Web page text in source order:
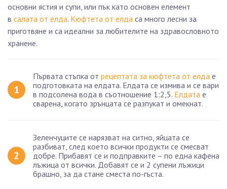
основни ястия и супи, или пък като основен елемент
в салата от елда. Кюфтета от елда са много лесни за
приготвяне и са идеални за любителите на здравословното
хранене.
Първата стъпка от рецептата за кюфтета от елда е
подготовката на елдата. Елдата се измива и се вари
в подсолена вода в съотношение 1:2,5. Елдата е
сварена, когато зрънцата се разпукат и омекнат.
Зеленчуците се нарязват на ситно, яйцата се
разбиват, след което всички продукти се смесват
добре. Прибавят се и подправките – по една кафена
лъжица от всички. Добавят се и 2 супени лъжици
брашно, за да стане сместа по-гъста.